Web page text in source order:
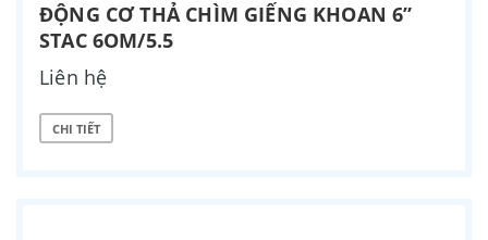
ĐỘNG CƠ THẢ CHÌM GIẾNG KHOAN 6”
STAC 6OM/5.5
Liên hệ
CHI TIẾT